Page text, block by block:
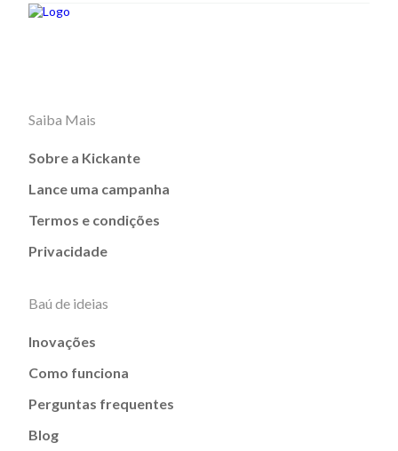
Saiba Mais
Sobre a Kickante
Lance uma campanha
Termos e condições
Privacidade
Baú de ideias
Inovações
Como funciona
Perguntas frequentes
Blog